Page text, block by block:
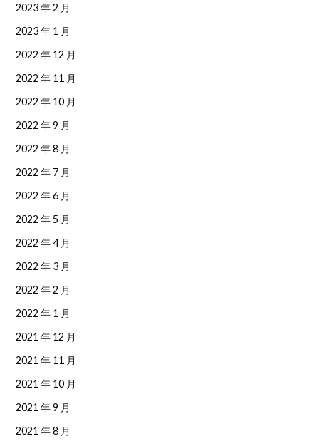
2023 年 2 月
2023 年 1 月
2022 年 12 月
2022 年 11 月
2022 年 10 月
2022 年 9 月
2022 年 8 月
2022 年 7 月
2022 年 6 月
2022 年 5 月
2022 年 4 月
2022 年 3 月
2022 年 2 月
2022 年 1 月
2021 年 12 月
2021 年 11 月
2021 年 10 月
2021 年 9 月
2021 年 8 月